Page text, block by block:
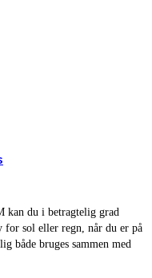
kan du i betragtelig grad
sol eller regn, når du er på
både bruges sammen med